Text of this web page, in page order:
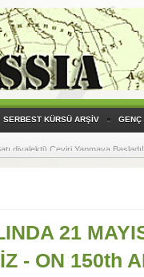
SERBEST KÜRSÜ ARŞİV GENÇ
diyalekti) Çeviri Yapmaya Başladı!
21
- ON 150th